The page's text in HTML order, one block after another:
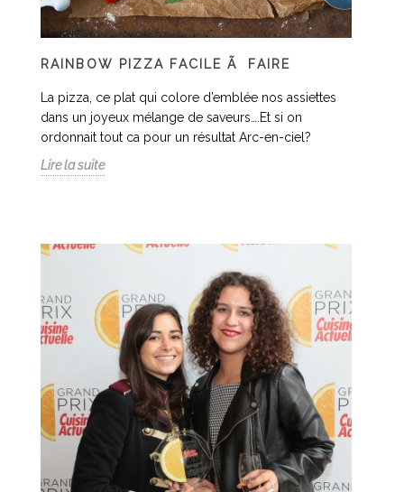
RAINBOW PIZZA FACILE Ã FAIRE
La pizza, ce plat qui colore d’emblée nos assiettes
dans un joyeux mélange de saveurs….Et si on
ordonnait tout ca pour un résultat Arc-en-ciel?
Lire la suite